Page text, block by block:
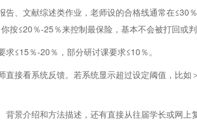
、文献综述类作业，老师设的合格线通常在≤30
按≤20％-25％来控制最保险，基本不会被打回或判
≤15％-20％，部分研讨课要求≤10％。
接看系统反馈。若系统显示超过设定阈值，比
景介绍和方法描述，还有直接从往届学长或网